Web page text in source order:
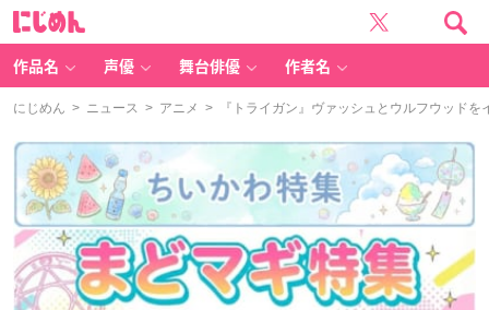
作品名 声優 舞台俳優 作者名
にじめん > ニュース > アニメ > 『トライガン』ヴァッシュとウルフウッドを